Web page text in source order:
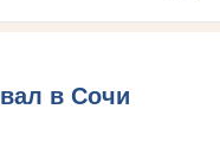
в Сочи